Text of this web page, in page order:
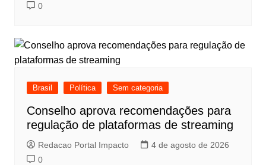
0
Brasil Política Sem categoria
Conselho aprova recomendações para
regulação de plataformas de streaming
Redacao Portal Impacto
4 de agosto de 2026
0